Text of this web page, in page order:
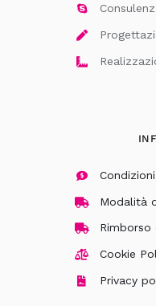
Modalità
Rimborso
Cookie
Privacy